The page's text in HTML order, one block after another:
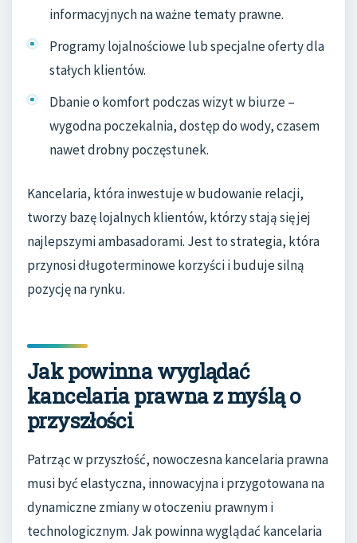
informacyjnych na ważne tematy prawne.
Programy lojalnościowe lub specjalne oferty dla
stałych klientów.
Dbanie o komfort podczas wizyt w biurze –
wygodna poczekalnia, dostęp do wody, czasem
nawet drobny poczęstunek.
Kancelaria, która inwestuje w budowanie relacji,
tworzy bazę lojalnych klientów, którzy stają się jej
najlepszymi ambasadorami. Jest to strategia, która
przynosi długoterminowe korzyści i buduje silną
pozycję na rynku.
Jak powinna wyglądać
kancelaria prawna z myślą o
przyszłości
Patrząc w przyszłość, nowoczesna kancelaria prawna
musi być elastyczna, innowacyjna i przygotowana na
dynamiczne zmiany w otoczeniu prawnym i
technologicznym. Jak powinna wyglądać kancelaria